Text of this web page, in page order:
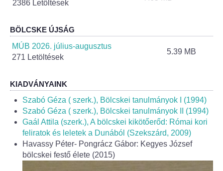
Helyi Esélyegyenlőség Program
Alapítványok
Helyi Építési Szabályzat
INTÉZMÉNYEK
Bölcskei Mesevár Óvoda és Bölcsőde
Óvodakert
2386 Letöltések
BÖLCSKE ÚJSÁG
MÚB 2026. július-augusztus
271 Letöltések
5.39 MB
KIADVÁNYAINK
Szabó Géza ( szerk.), Bölcskei tanulmányok I (1994)
Szabó Géza ( szerk.), Bölcskei tanulmányok II (1994)
Gaál Attila (szerk.), A bölcskei kikötőerőd: Római kori
feliratok és leletek a Dunából (Szekszárd, 2009)
Havassy Péter- Pongrácz Gábor: Kegyes József
bölcskei festő élete (2015)